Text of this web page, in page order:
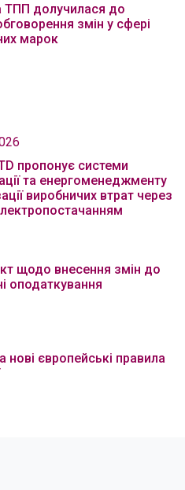
ТПП долучилася до
змін у сфері
марок
пропонує системи
та енергоменеджменту
виробничих втрат через
щодо внесення змін до
оподаткування
нові європейські правила